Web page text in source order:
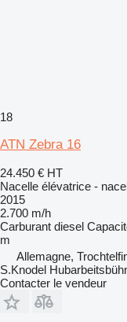
18
ATN Zebra 16
24.450 € HT
Nacelle élévatrice -
2015
2.700 m/h
Carburant diesel
m
Allemagne,
S.Knodel
Contacter le vendeur